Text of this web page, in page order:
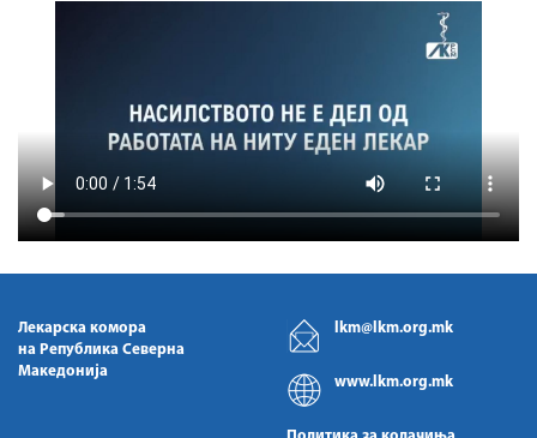
Лекарска комора
на Република Северна
Македонија
lkm@lkm.org.mk
www.lkm.org.mk